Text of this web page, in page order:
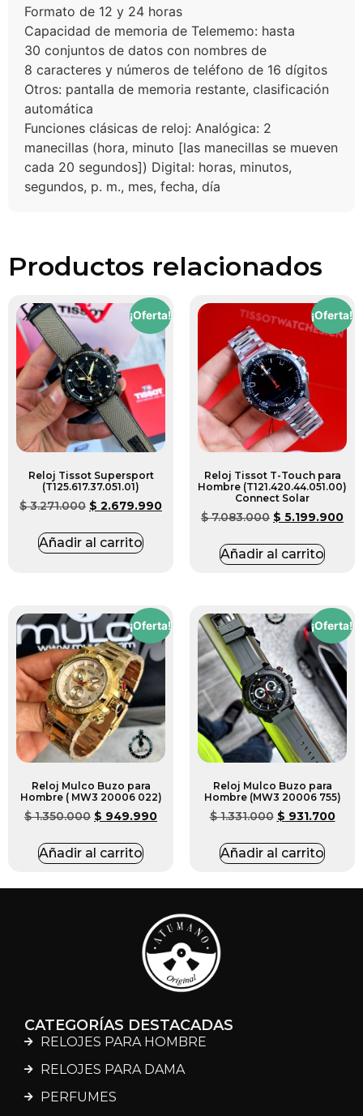
Formato de 12 y 24 horas
Capacidad de memoria de Telememo: hasta
30 conjuntos de datos con nombres de
8 caracteres y números de teléfono de 16 dígitos
Otros: pantalla de memoria restante, clasificación
automática
Funciones clásicas de reloj: Analógica: 2
manecillas (hora, minuto [las manecillas se mueven
cada 20 segundos]) Digital: horas, minutos,
segundos, p. m., mes, fecha, día
Productos relacionados
¡Oferta!
Reloj Tissot Supersport
(T125.617.37.051.01)
$3.271.000 $ 2.679.990
Añadir al carrito
¡Oferta!
Reloj Tissot T-Touch para
Hombre (T121.420.44.051.00)
Connect Solar
$7.083.000 $ 5.199.900
Añadir al carrito
¡Oferta!
Reloj Mulco Buzo para
Hombre ( MW3 20006 022)
$1.350.000 $ 949.990
Añadir al carrito
¡Oferta!
Reloj Mulco Buzo para
Hombre (MW3 20006 755)
$1.331.000 $ 931.700
Añadir al carrito
CATEGORÍAS DESTACADAS
RELOJES PARA HOMBRE
RELOJES PARA DAMA
PERFUMES